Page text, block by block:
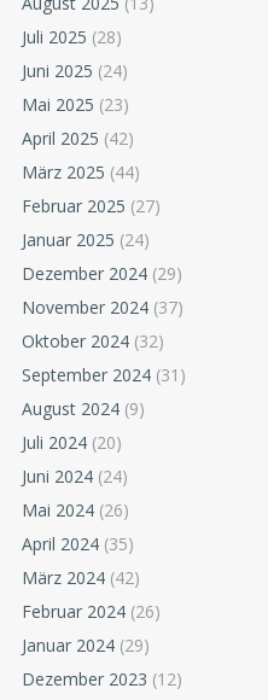
Juli 2025 (28)
Juni 2025 (24)
Mai 2025 (23)
April 2025 (42)
März 2025 (44)
Februar 2025 (27)
Januar 2025 (24)
Dezember 2024 (29)
November 2024 (37)
Oktober 2024 (32)
September 2024 (31)
August 2024 (9)
Juli 2024 (20)
Juni 2024 (24)
Mai 2024 (26)
April 2024 (35)
März 2024 (42)
Februar 2024 (26)
Januar 2024 (29)
Dezember 2023 (12)